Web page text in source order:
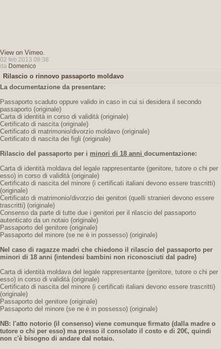
View on Vimeo.
02 feb 2013 08:38
da Domenico
Rilascio o rinnovo passaporto moldavo
La documentazione da presentare:
Passaporto scaduto oppure valido in caso in cui si desidera il secondo
passaporto (originale)
Carta di identità in corso di validità (originale)
Certificato di nascita (originale)
Certificato di matrimonio/divorzio moldavo (originale)
Certificato di nascita dei figli (originale)
Rilascio del passaporto per i minori di 18 anni documentazione:
Carta di identità moldava del legale rappresentante (genitore, tutore o chi per
esso) in corso di validità (originale)
Certificato di nascita del minore (i certificati italiani devono essere trascritti)
(originale)
Certificato di matrimonio/divorzio dei genitori (quelli stranieri devono essere
trascritti) (originale)
Consenso da parte di tutte due i genitori per il rilascio del passaporto
autenticato da un notaio (originale)
Passaporto del genitore (originale)
Passaporto del minore (se ne è in possesso) (originale)
Nel caso di ragazze madri che chiedono il rilascio del passaporto per
minori di 18 anni (intendesi bambini non riconosciuti dal padre)
Carta di identità moldava del legale rappresentante (genitore, tutore o chi per
esso) in corso di validità (originale)
Certificato di nascita del minore (i certificati italiani devono essere trascritti)
(originale)
Passaporto del genitore (originale)
Passaporto del minore (se ne è in possesso) (originale)
NB: l'atto notorio (il consenso) viene comunque firmato (dalla madre o
tutore o chi per esso) ma presso il consolato il costo e di 20€, quindi
non c'è bisogno di andare dal notaio.